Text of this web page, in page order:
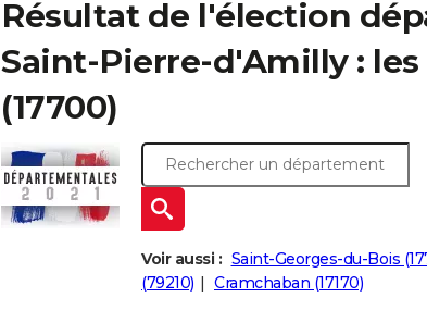
Résultat de l'élection
Saint-Pierre-d'Amilly :
(17700)
Voir aussi : Saint-Georges-du-Bois
(79210)
Cramchaban (17170)